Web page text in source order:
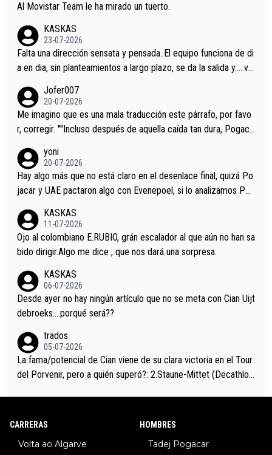
Al Movistar Team le ha mirado un tuerto.
KASKAS
23-07-2026
Falta una dirección sensata y pensada..El equipo funciona de di
a en dia, sin planteamientos a largo plazo, se da la salida y…..ve
Minguez, Velez etc etc.Me da pena vivir estos momentos tan
tristes sin victorias.
Jofer007
20-07-2026
Me imagino que es una mala traducción este párrafo, por favo
r, corregir. ""Incluso después de aquella caída tan dura, Pogaca
permaneció pegado a su rueda. Parecía increíble la forma en l
a que era capaz de controlar el miedo", recordó."
yoni
20-07-2026
Hay algo más que no está claro en el desenlace final, quizá Po
jacar y UAE pactaron algo con Evenepoel, si lo analizamos Poj
i sin pedalear, luego está el saludo con Evenepoel dándose la
mano de una manera muy fraternal, más allá de los típicos toqu
es en el hombro con que saludaba a Vingegard. Ahí hubo una in
eta, a ver si por querer poner a Del Toro con calzador en posi
ción de podio UAE y Pojacar se van complicar el tour.
KASKAS
11-07-2026
Ojo al colombiano E.RUBIO, grán escalador al que aún no han sa
bido dirigir.Algo me dice , que nos dará una sorpresa.
KASKAS
06-07-2026
Desde ayer no hay ningún artículo que no se meta con Cian Uijt
debroeks….porqué será??
trados
05-07-2026
La fama/potencial de Cian viene de su clara victoria en el Tour
del Porvenir, pero a quién superó?: 2.Staune-Mittet (Decathlon,
8.Lenny Martinez (Bahrein), 9. Van Belle (Visma), 10. Vacek (Li
CARRERAS
Volta ao Algarve
HOMBRES
Tadej Pogacar